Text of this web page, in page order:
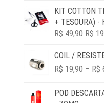
ERA:
R$
KIT COTTON
+ TESOURA) -
R$49,90 O
ERA:
R$
COIL /
R$ 19,90 – R$
POD